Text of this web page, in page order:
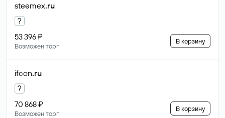
steemex.ru
?
53 396 ₽
Возможен торг
В корзину
ifcon.ru
?
70 868 ₽
Возможен торг
В корзину